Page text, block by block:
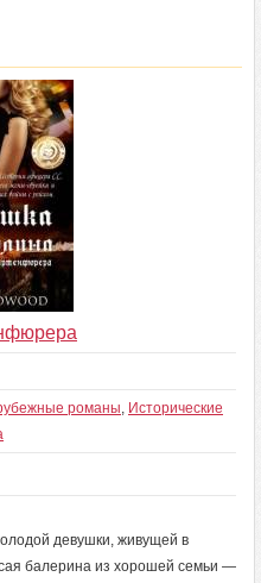
романы, Исторические
девушки, живущей в
балерина из хорошей семьи —